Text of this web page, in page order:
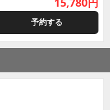
予約する